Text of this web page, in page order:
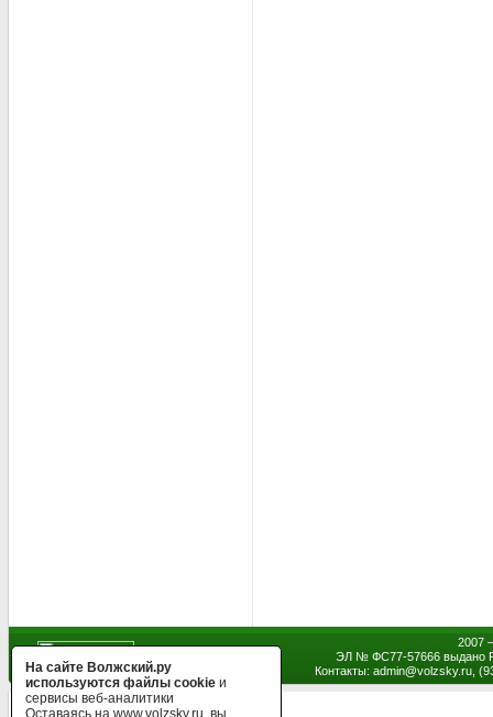
2007
ЭЛ № ФС77-57666 выдано
Контакты: admin@volzsky.ru,
На сайте Волжский.ру
используются файлы cookie и
сервисы веб-аналитики
Оставаясь на www.volzsky.ru, вы